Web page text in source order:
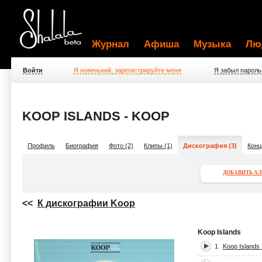
Журнал Афиша Музыка
Войти Я новенький, зарегистрируйте меня Я забыл пароль
KOOP ISLANDS - KOOP
Профиль Биография Фото (2) Клипы (1) Дискография (3)
ДОБАВИТЬ
<< К дискографии Koop
Koop Islands
1 Koop Islands